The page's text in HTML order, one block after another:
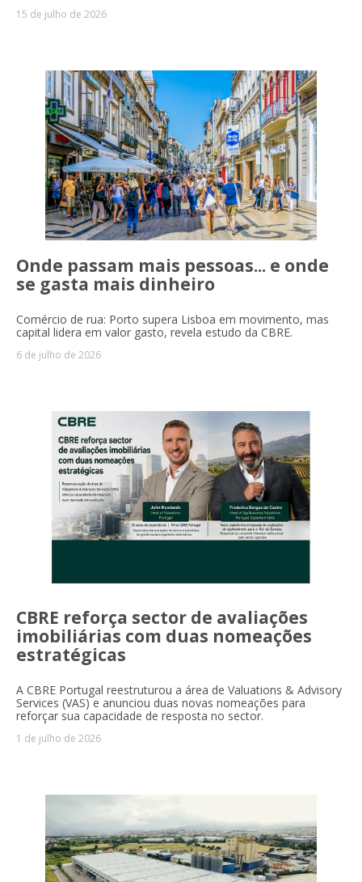
15 de julho de 2026
Onde passam mais pessoas... e onde
se gasta mais dinheiro
Comércio de rua: Porto supera Lisboa em movimento, mas
capital lidera em valor gasto, revela estudo da CBRE.
6 de julho de 2026
CBRE reforça sector de avaliações
imobiliárias com duas nomeações
estratégicas
A CBRE Portugal reestruturou a área de Valuations & Advisory
Services (VAS) e anunciou duas novas nomeações para
reforçar sua capacidade de resposta no sector.
1 de julho de 2026